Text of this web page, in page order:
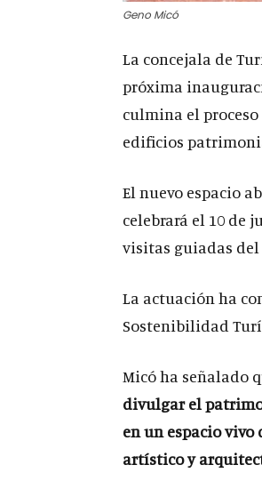
Geno Micó
La concejala de
próxima
culmina el
edificios
El nuevo espacio
celebrará el 10 de
visitas guiadas del
La actuación ha
Sostenibilidad
Micó ha señalado
divulgar el
en un espacio
artístico y